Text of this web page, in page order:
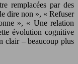
remplacées par des
dire non », « Refuser
», « Une relation
évolution cognitive
clair – beaucoup plus